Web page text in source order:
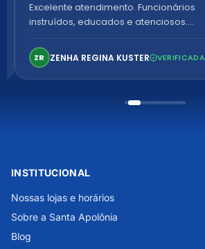
Excelente atendimento. Funcionários
instruídos, educados e atenciosos.
confortável. Perfeito!
ZR ZENHA REGINA KUSTER VERIFICADA
INSTITUCIONAL
Nossas lojas e horários
Sobre a Santa Apolônia
Blog